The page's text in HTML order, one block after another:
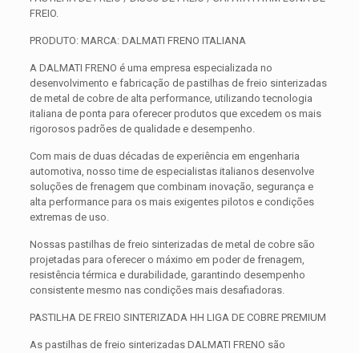
FREIO.
PRODUTO: MARCA: DALMATI FRENO ITALIANA
A DALMATI FRENO é uma empresa especializada no
desenvolvimento e fabricação de pastilhas de freio sinterizadas
de metal de cobre de alta performance, utilizando tecnologia
italiana de ponta para oferecer produtos que excedem os mais
rigorosos padrões de qualidade e desempenho.
Com mais de duas décadas de experiência em engenharia
automotiva, nosso time de especialistas italianos desenvolve
soluções de frenagem que combinam inovação, segurança e
alta performance para os mais exigentes pilotos e condições
extremas de uso.
Nossas pastilhas de freio sinterizadas de metal de cobre são
projetadas para oferecer o máximo em poder de frenagem,
resistência térmica e durabilidade, garantindo desempenho
consistente mesmo nas condições mais desafiadoras.
PASTILHA DE FREIO SINTERIZADA HH LIGA DE COBRE PREMIUM
As pastilhas de freio sinterizadas DALMATI FRENO são